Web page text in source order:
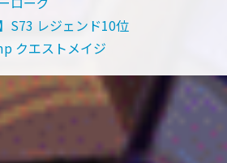
S73 レジェンド10位
クエストメイジ